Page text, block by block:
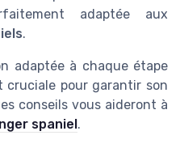
adaptée aux
.
adaptée à chaque étape
cruciale pour garantir son
conseils vous aideront à
spaniel .